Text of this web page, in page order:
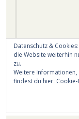
Datenschutz &
die Website weiterhin
zu.
Weitere Informationen,
findest du hier: Cookie-